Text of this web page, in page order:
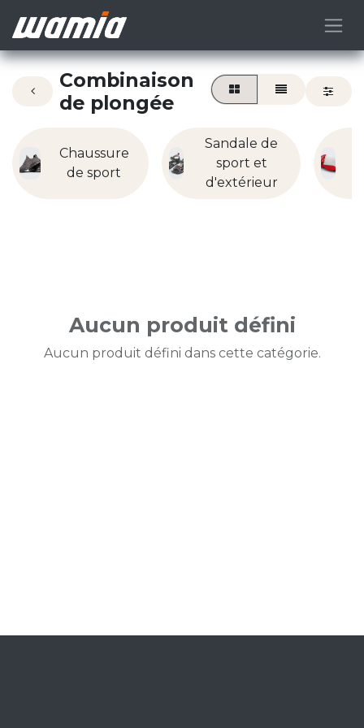
Combinaison
de plongée
Chaussure
de sport
Sandale de
sport et
d'extérieur
Aucun produit défini
Aucun produit défini dans cette catégorie.